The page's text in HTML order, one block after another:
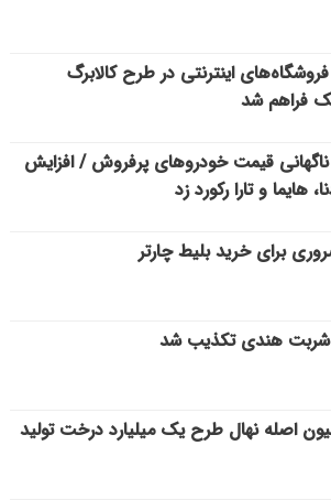
اینترنتی در طرح کالابرگ
فراهم شد
قیمت خودروهای پرفروش / افزایش
هایما و تارا رکورد زد
برای خرید بلیط چارتر
شربت هندی تکذیب شد
اصله نهال طرح یک میلیارد درخت تولید